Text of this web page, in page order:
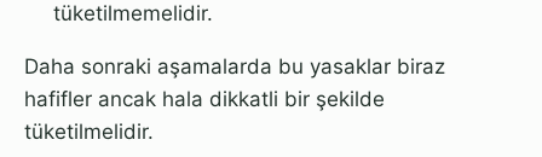
tüketilmemelidir.
Daha sonraki aşamalarda bu yasaklar biraz
hafifler ancak hala dikkatli bir şekilde
tüketilmelidir.